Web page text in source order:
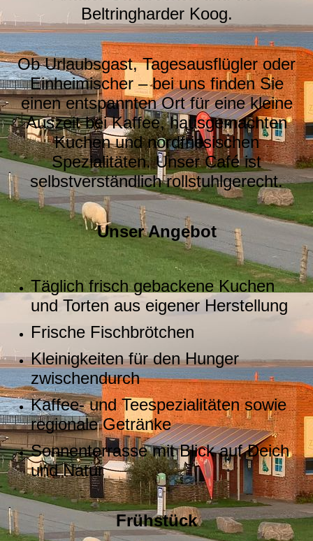
Beltringharder Koog.
Ob Urlaubsgast, Tagesausflügler oder
Einheimischer – bei uns finden Sie
einen entspannten Ort für eine kleine
Auszeit bei Kaffee, hausgemachten
Kuchen und nordfriesischen
Spezialitäten. Unser Café ist
selbstverständlich rollstuhlgerecht.
Unser Angebot
Täglich frisch gebackene Kuchen
und Torten aus eigener Herstellung
Frische Fischbrötchen
Kleinigkeiten für den Hunger
zwischendurch
Kaffee- und Teespezialitäten sowie
regionale Getränke
Sonnenterrasse mit Blick auf Deich
und Natur
Frühstück